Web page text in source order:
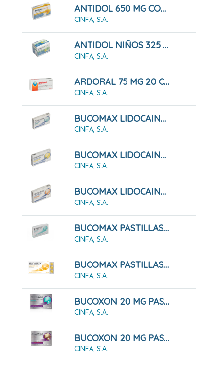
ANTIDOL 650 MG COMPRIMIDOS
CINFA, S.A.
ANTIDOL NIÑOS 325 MG GRANULADO
CINFA, S.A.
ARDORAL 75 MG 20 COMPRIMIDOS RECUBIERTOS
CINFA, S.A.
BUCOMAX LIDOCAINA SABOR MENTA 24 PASTILLAS PARA CHUPAR
CINFA, S.A.
BUCOMAX LIDOCAINA SABOR MIEL Y LIMÓN 24 PASTILLAS PARA CHUPAR
CINFA, S.A.
BUCOMAX LIDOCAINA SABOR NARANJA 24 PASTILLAS PARA CHUPAR
CINFA, S.A.
BUCOMAX PASTILLAS PARA CHUPAR MENTA 24 PASTILLAS
CINFA, S.A.
BUCOMAX PASTILLAS PARA CHUPAR MIEL Y LIMON, 24 PASTILLAS
CINFA, S.A.
BUCOXON 20 MG PASTILLAS PARA CHUPAR SABOR MENTA, 18 Pastillas
CINFA, S.A.
BUCOXON 20 MG PASTILLAS PARA CHUPAR SABOR REGALIZ, 18 Pastillas
CINFA, S.A.